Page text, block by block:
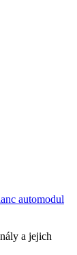
automodul
a jejich